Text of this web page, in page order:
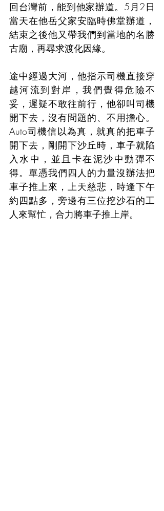
回台灣前，能到他家辦道。5月2日
當天在他岳父家安臨時佛堂辦道，
結束之後他又帶我們到當地的名勝
古廟，再尋求渡化因緣。
途中經過大河，他指示司機直接穿
越河流到對岸，我們覺得危險不
妥，遲疑不敢往前行，他卻叫司機
開下去，沒有問題的、不用擔心。
Auto司機信以為真，就真的把車子
開下去，剛開下沙丘時，車子就陷
入水中，並且卡在泥沙中動彈不
得。單憑我們四人的力量沒辦法把
車子推上來，上天慈悲，時逢下午
約四點多，旁邊有三位挖沙石的工
人來幫忙，合力將車子推上岸。